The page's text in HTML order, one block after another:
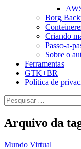
Borg
Criando
Passo-a-
Sobre o
Ferramentas
GTK+BR
Política de
Pesquisar
por:
Arquivo da
Mundo Virtual